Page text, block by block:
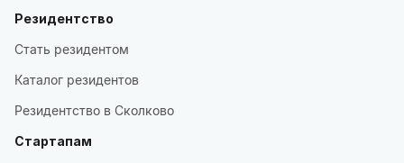
Резидентство
Стать резидентом
Каталог резидентов
Резидентство в Сколково
Стартапам